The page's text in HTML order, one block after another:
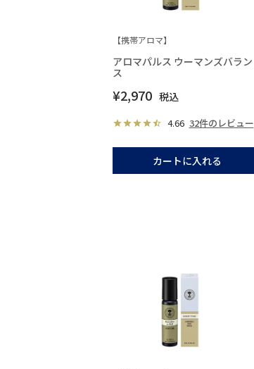
【携帯アロマ】
アロマパルス ウーマンズバラン
ス
¥2,970 税込
4.66 32件のレビュー
カートに入れる